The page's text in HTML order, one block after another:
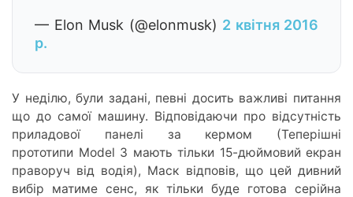
— Elon Musk (@elonmusk) 2 квітня 2016
р.
У неділю, були задані, певні досить важливі питання
що до самої машину. Відповідаючи про відсутність
приладової панелі за кермом (Теперішні
прототипи Model 3 мають тільки 15-дюймовий екран
праворуч від водія), Маск відповів, що цей дивний
вибір матиме сенс, як тільки буде готова серійна